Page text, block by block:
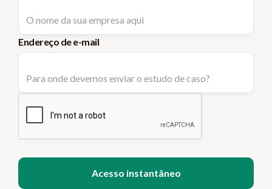
Endereço de e-mail